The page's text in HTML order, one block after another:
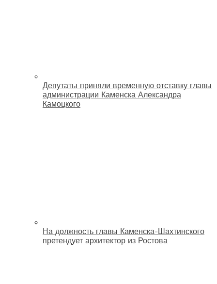
Депутаты приняли временную отставку главы
администрации Каменска Александра
Камоцкого
На должность главы Каменска-Шахтинского
претендует архитектор из Ростова